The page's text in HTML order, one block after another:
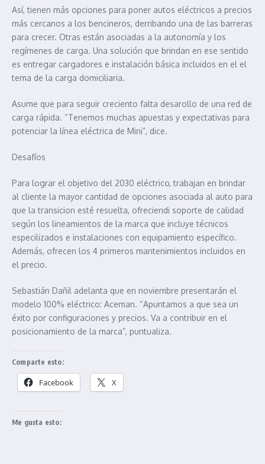
Así, tienen más opciones para poner autos eléctricos a precios
más cercanos a los bencineros, derribando una de las barreras
para crecer. Otras están asociadas a la autonomía y los
regímenes de carga. Una solución que brindan en ese sentido
es entregar cargadores e instalación básica incluidos en el el
tema de la carga domiciliaria.
Asume que para seguir creciento falta desarollo de una red de
carga rápida. “Tenemos muchas apuestas y expectativas para
potenciar la línea eléctrica de Mini”, dice.
Desafíos
Para lograr el objetivo del 2030 eléctrico, trabajan en brindar
al cliente la mayor cantidad de opciones asociada al auto para
que la transicion esté resuelta, ofreciendi soporte de calidad
según los lineamientos de la marca que incluye técnicos
especilizados e instalaciones con equipamiento específico.
Además, ofrecen los 4 primeros mantenimientos incluidos en
el precio.
Sebastián Dañil adelanta que en noviembre presentarán el
modelo 100% eléctrico: Aceman. “Apuntamos a que sea un
éxito por configuraciones y precios. Va a contribuir en el
posicionamiento de la marca”, puntualiza.
Comparte esto:
Facebook X
Me gusta esto: